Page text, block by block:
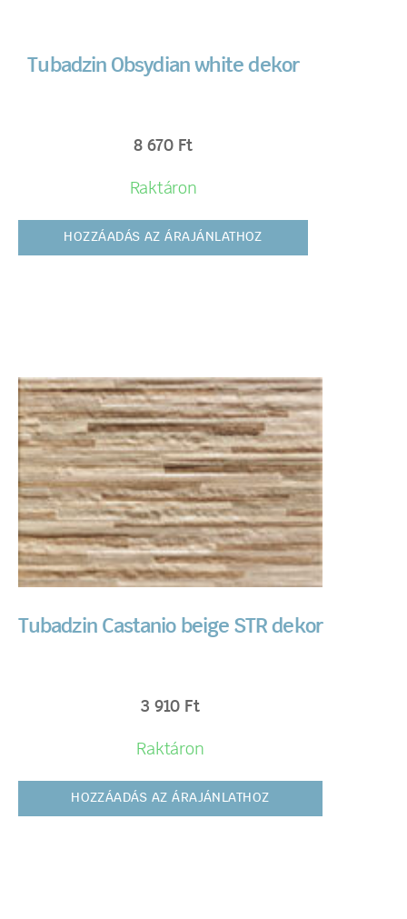
Tubadzin Obsydian white dekor
8 670 Ft
Raktáron
HOZZÁADÁS AZ ÁRAJÁNLATHOZ
Tubadzin Castanio beige STR dekor
3 910 Ft
Raktáron
HOZZÁADÁS AZ ÁRAJÁNLATHOZ